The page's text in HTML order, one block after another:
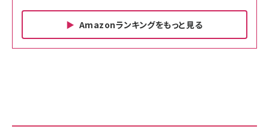
Amazonランキングをもっと見る
￥880
サポート正規品 メーカー保証5年 KLMEA128G
サポート正規品 メーカー保証5年 KLMEA128G